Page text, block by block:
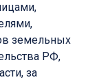
земельных
РФ,
за